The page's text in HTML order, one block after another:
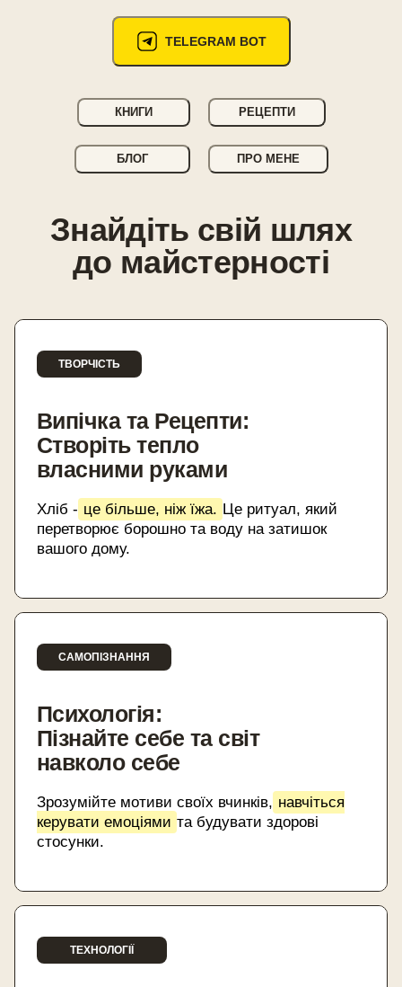
TELEGRAM BOT
КНИГИ РЕЦЕПТИ
БЛОГ ПРО МЕНЕ
Знайдіть свій шлях
до майстерності
ТВОРЧІСТЬ
Випічка та Рецепти:
Створіть тепло
власними руками
Хліб - це більше, ніж їжа. Це ритуал, який
перетворює борошно та воду на затишок
вашого дому.
САМОПІЗНАННЯ
Психологія:
Пізнайте себе та світ
навколо себе
Зрозумійте мотиви своїх вчинків, навчіться
керувати емоціями та будувати здорові
стосунки.
ТЕХНОЛОГІЇ